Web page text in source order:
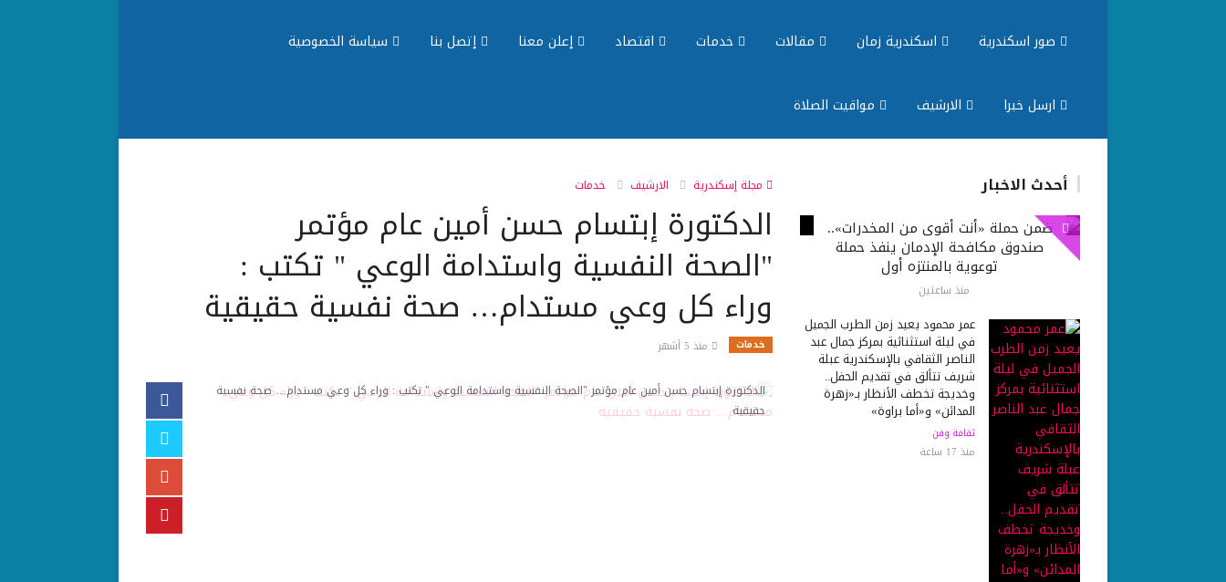
صور اسكندرية اسكندرية زمان مقالات خدمات اقتصاد إعلن معنا إتصل بنا سياسة الخصوصية
ارسل خبرا الارشيف مواقيت الصلاة
مجلة إسكندرية الارشيف خدمات
الدكتورة إبتسام حسن أمين عام مؤتمر
"الصحة النفسية واستدامة الوعي " تكتب :
وراء كل وعي مستدام… صحة نفسية حقيقية
خدمات منذ 5 أشهر
الدكتورة إبتسام حسن أمين عام مؤتمر "الصحة النفسية واستدامة الوعي " تكتب : وراء كل وعي مستدام… صحة نفسية
حقيقية
أحدث الاخبار
ضمن حملة «أنت أقوى من المخدرات»..
صندوق مكافحة الإدمان ينفذ حملة
توعوية بالمنتزه أول
منذ ساعتين
عمر محمود يعيد زمن الطرب الجميل
في ليلة استثنائية بمركز جمال عبد
الناصر الثقافي بالإسكندرية عبلة
شريف تتألق في تقديم الحفل..
وخديجة تخطف الأنظار بـ«زهرة
المدائن» و«أما براوة»
ثقافة وفن
منذ 17 ساعة